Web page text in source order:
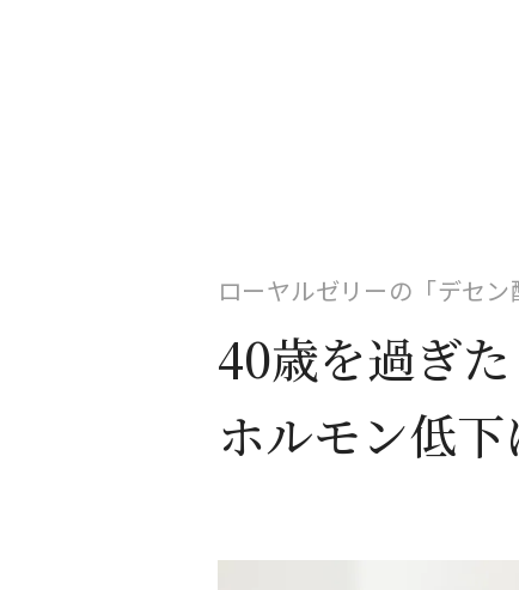
ローヤルゼリーの「デセ
40歳を過ぎ
ホルモン低